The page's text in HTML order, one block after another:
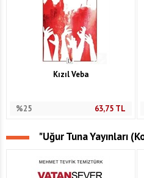
Kızıl Veba
%25 63,75TL
"Uğur Tuna Yayınları